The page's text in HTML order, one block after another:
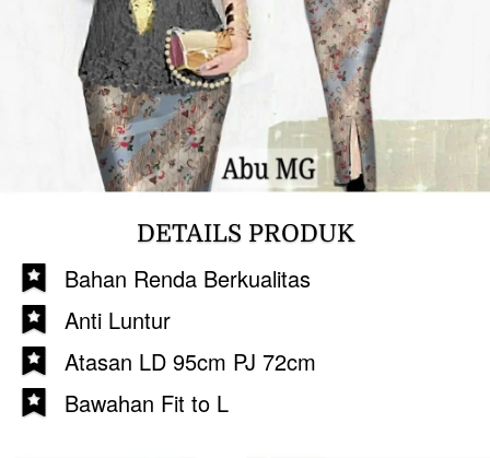
DETAILS PRODUK
Bahan Renda Berkualitas
Anti Luntur
Atasan LD 95cm PJ 72cm
Bawahan Fit to L